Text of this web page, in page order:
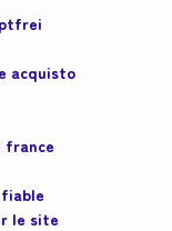
acquisto
france
le site